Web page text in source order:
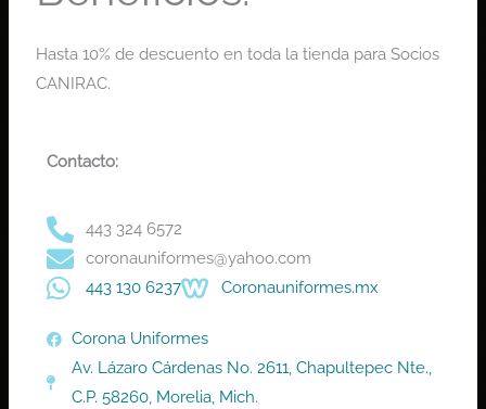
Hasta 10% de descuento en toda la tienda para Socios
CANIRAC.
Contacto:
443 324 6572
coronauniformes@yahoo.com
443 130 6237
Coronauniformes.mx
Corona Uniformes
Av. Lázaro Cárdenas No. 2611, Chapultepec Nte.,
C.P. 58260, Morelia, Mich.